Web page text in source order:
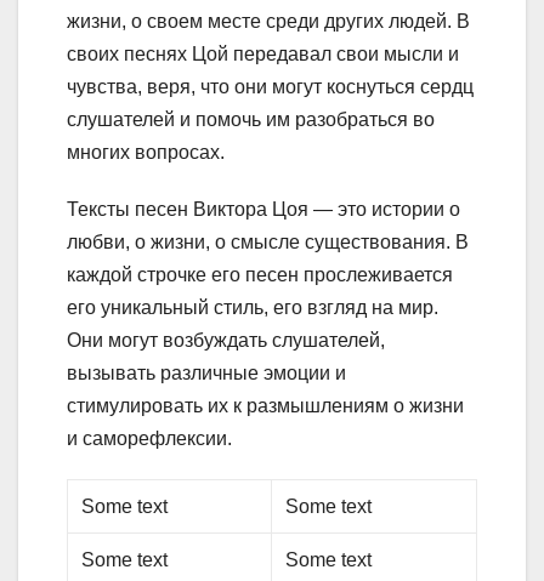
жизни, о своем месте среди других людей. В
своих песнях Цой передавал свои мысли и
чувства, веря, что они могут коснуться сердц
слушателей и помочь им разобраться во
многих вопросах.
Тексты песен Виктора Цоя — это истории о
любви, о жизни, о смысле существования. В
каждой строчке его песен прослеживается
его уникальный стиль, его взгляд на мир.
Они могут возбуждать слушателей,
вызывать различные эмоции и
стимулировать их к размышлениям о жизни
и саморефлексии.
Some text Some text
Some text Some text